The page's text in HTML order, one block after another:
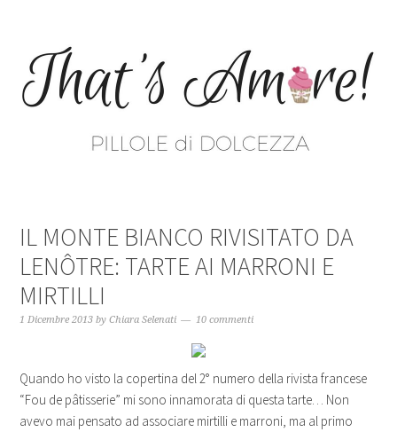
IL MONTE BIANCO RIVISITATO DA
LENÔTRE: TARTE AI MARRONI E
MIRTILLI
1 Dicembre 2013 byChiara Selenati 10 commenti
Quando ho visto la copertina del 2° numero della rivista francese
“Fou de pâtisserie” mi sono innamorata di questa tarte… Non
avevo mai pensato ad associare mirtilli e marroni, ma al primo